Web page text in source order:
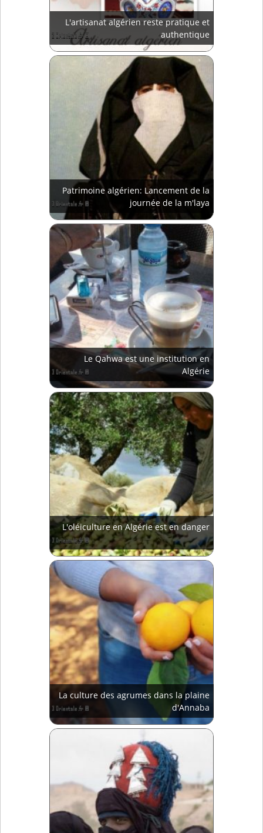
L'artisanat algérien reste pratique et
authentique
Patrimoine algérien: Lancement de la
journée de la m'laya
Le Qahwa est une institution en
Algérie
L'oléiculture en Algérie est en danger
La culture des agrumes dans la plaine
d'Annaba